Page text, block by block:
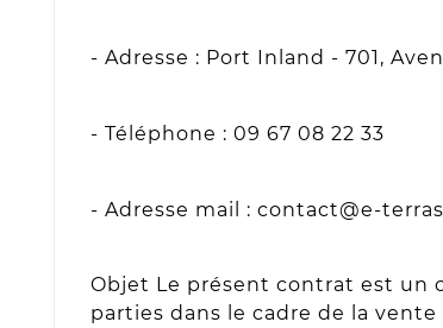
- Adresse : Port Inland - 701,
- Téléphone : 09 67 08 22 33
- Adresse mail : contact@e-
Objet Le présent contrat est un
parties dans le cadre de la